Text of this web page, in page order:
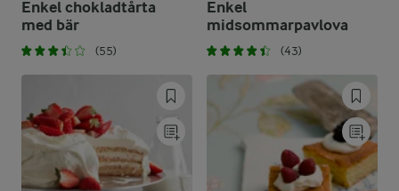
Enkel chokladtårta
med bär
(55)
Enkel
midsommarpavlova
(43)